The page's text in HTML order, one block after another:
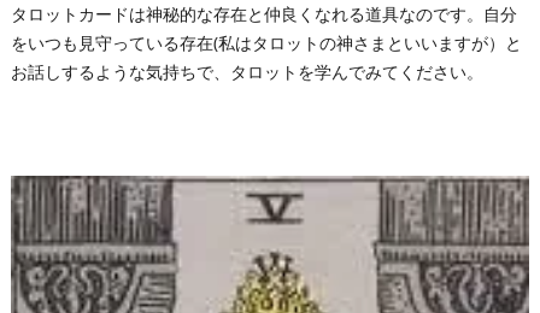
タロットカードは神秘的な存在と仲良くなれる道具なのです。自分
をいつも見守っている存在(私はタロットの神さまといいますが）と
お話しするような気持ちで、タロットを学んでみてください。